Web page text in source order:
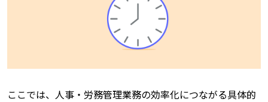
ここでは、人事・労務管理業務の効率化につながる具体的